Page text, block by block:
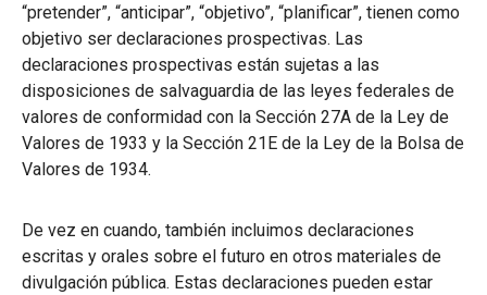
“pretender”, “anticipar”, “objetivo”, “planificar”, tienen como
objetivo ser declaraciones prospectivas. Las
declaraciones prospectivas están sujetas a las
disposiciones de salvaguardia de las leyes federales de
valores de conformidad con la Sección 27A de la Ley de
Valores de 1933 y la Sección 21E de la Ley de la Bolsa de
Valores de 1934.
De vez en cuando, también incluimos declaraciones
escritas y orales sobre el futuro en otros materiales de
divulgación pública. Estas declaraciones pueden estar